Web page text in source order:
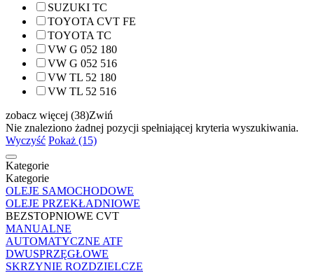
SUZUKI TC
TOYOTA CVT FE
TOYOTA TC
VW G 052 180
VW G 052 516
VW TL 52 180
VW TL 52 516
zobacz więcej (38)Zwiń
Nie znaleziono żadnej pozycji spełniającej kryteria wyszukiwania.
Wyczyść Pokaż (15)
Kategorie
Kategorie
OLEJE SAMOCHODOWE
OLEJE PRZEKŁADNIOWE
BEZSTOPNIOWE CVT
MANUALNE
AUTOMATYCZNE ATF
DWUSPRZĘGŁOWE
SKRZYNIE ROZDZIELCZE